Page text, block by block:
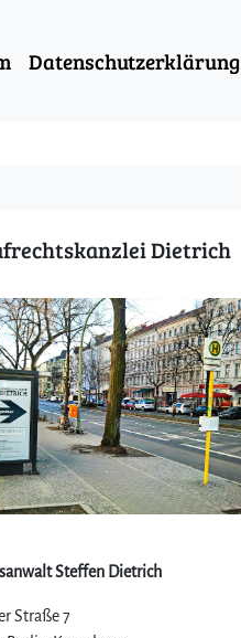
Datenschutzerklärung
Dietrich
Steffen Dietrich
Straße 7